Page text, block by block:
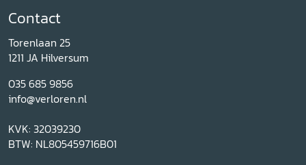
Contact
Torenlaan 25
1211 JA Hilversum
035 685 9856
info@verloren.nl
KVK: 32039230
BTW: NL805459716B01